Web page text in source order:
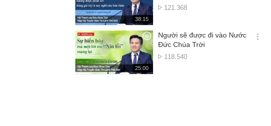
재
생
시
간
38:15
Lượt
121.368
재
생
25:00
Người sẽ được đi vào Nước
Đức Chúa Trời
Lượt
118.540
옵